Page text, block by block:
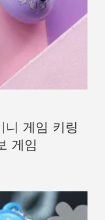
니 게임 키링
게임